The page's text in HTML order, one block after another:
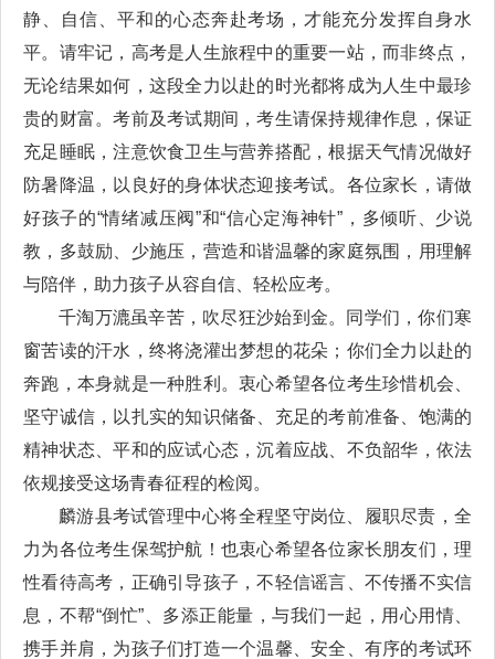
静、自信、平和的心态奔赴考场，才能充分发挥自身水
平。请牢记，高考是人生旅程中的重要一站，而非终点，
无论结果如何，这段全力以赴的时光都将成为人生中最珍
贵的财富。考前及考试期间，考生请保持规律作息，保证
充足睡眠，注意饮食卫生与营养搭配，根据天气情况做好
防暑降温，以良好的身体状态迎接考试。各位家长，请做
好孩子的“情绪减压阀”和“信心定海神针”，多倾听、少说
教，多鼓励、少施压，营造和谐温馨的家庭氛围，用理解
与陪伴，助力孩子从容自信、轻松应考。
千淘万漉虽辛苦，吹尽狂沙始到金。同学们，你们寒
窗苦读的汗水，终将浇灌出梦想的花朵；你们全力以赴的
奔跑，本身就是一种胜利。衷心希望各位考生珍惜机会、
坚守诚信，以扎实的知识储备、充足的考前准备、饱满的
精神状态、平和的应试心态，沉着应战、不负韶华，依法
依规接受这场青春征程的检阅。
麟游县考试管理中心将全程坚守岗位、履职尽责，全
力为各位考生保驾护航！也衷心希望各位家长朋友们，理
性看待高考，正确引导孩子，不轻信谣言、不传播不实信
息，不帮“倒忙”、多添正能量，与我们一起，用心用情、
携手并肩，为孩子们打造一个温馨、安全、有序的考试环